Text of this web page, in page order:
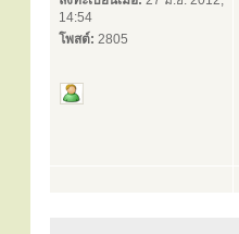
14:54
โพสต์: 2805